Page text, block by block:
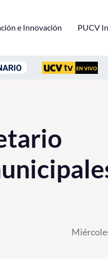
e Innovación PUCV